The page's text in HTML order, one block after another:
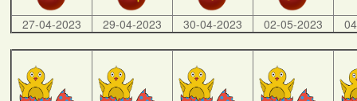
27-04-2023 29-04-2023 30-04-2023 02-05-2023